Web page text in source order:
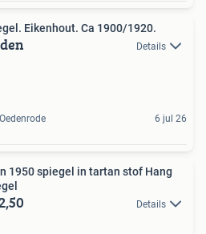
Eikenhout. Ca 1900/1920.
Details
6 jul 26
1950 spiegel in tartan stof Hang
Details